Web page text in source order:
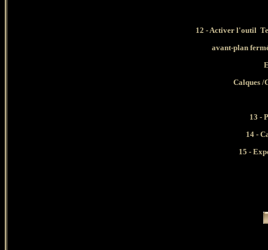
12 - Activer l'outil
avant-plan
Calques /
13 -
14 -
15 -